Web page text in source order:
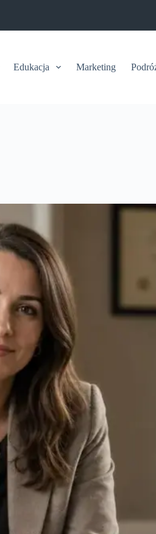
Edukacja Marketing